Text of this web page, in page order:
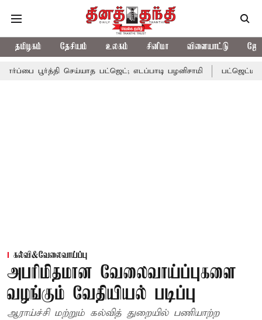
தமிழகம் தேசியம் உலகம் சினிமா விளையாட்டு
செய்யாத பட்ஜெட்; எடப்பாடி பழனிசாமி பட்ஜெட்டில் தவெக
கல்வி&வேலைவாய்ப்பு
அபரிமிதமான வேலைவாய்ப்புகளை
வழங்கும் வேதியியல் படிப்பு
ஆராய்ச்சி மற்றும் கல்வித் துறையில் பணியாற்ற